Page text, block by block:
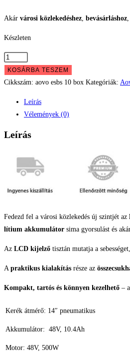
was:
Akár városi közlekedéshez, bevásárláshoz
Készleten
AOVO
ESBS-
PRO
10.4Ah
mennyiség
KOSÁRBA TESZEM
Cikkszám: aovo esbs 10 box Kategóriák:
Leírás
Vélemények (0)
Leírás
Fedezd fel a városi közlekedés új szintjét az
lítium akkumulátor sima gyorsulást és
Az LCD kijelző tisztán mutatja a
A praktikus kialakítás része az
Kompakt, tartós és könnyen kezelhető –
Kerék átmérő: 14″ pneumatikus
Akkumulátor: 48V, 10.4Ah
Motor: 48V, 500W